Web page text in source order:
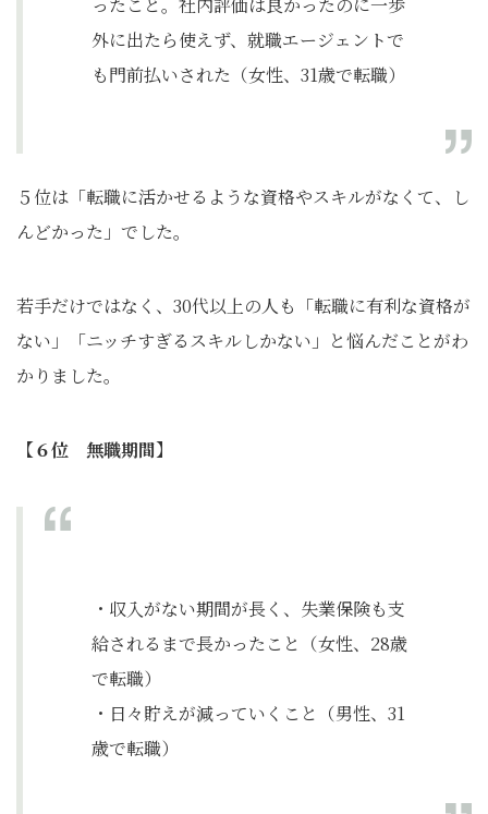
外に出たら使えず、就職エージェントで
も門前払いされた（女性、31歳で転職）
５位は「転職に活かせるような資格やスキルがなくて、し
んどかった」でした。
若手だけではなく、30代以上の人も「転職に有利な資格が
ない」「ニッチすぎるスキルしかない」と悩んだことがわ
かりました。
【６位 無職期間】
・収入がない期間が長く、失業保険も支
給されるまで長かったこと（女性、28歳
で転職）
・日々貯えが減っていくこと（男性、31
歳で転職）